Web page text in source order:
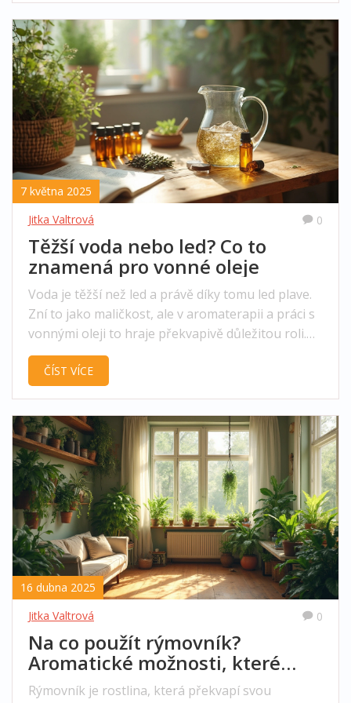
Nechybí ani tipy na domácí výrobu vosku nebo
rady, jak prodloužit jeho životnost.
7 května 2025
Jitka Valtrová
0
Těžší voda nebo led? Co to
znamená pro vonné oleje
Voda je těžší než led a právě díky tomu led plave.
Zní to jako maličkost, ale v aromaterapii a práci s
vonnými oleji to hraje překvapivě důležitou roli.
Jak hustota vody ovlivňuje vůně nebo jestli
můžeme led používat při tvorbě difuzérů? V
souvislosti mezi vodou, ledem a éterickými oleji.
Dozvíš se i něco, co se ti může hodit při domácí
výrobě vonných produktů.
ČÍST VÍCE
16 dubna 2025
Jitka Valtrová
0
Na co použít rýmovník?
Aromatické možnosti, které
překvapí
Rýmovník je rostlina, která překvapí svou